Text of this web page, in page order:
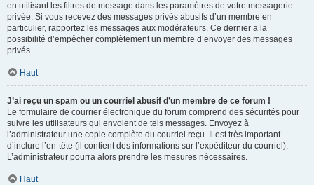
en utilisant les filtres de message dans les paramètres de votre messagerie
privée. Si vous recevez des messages privés abusifs d’un membre en
particulier, rapportez les messages aux modérateurs. Ce dernier a la
possibilité d’empêcher complètement un membre d’envoyer des messages
privés.
Haut
J’ai reçu un spam ou un courriel abusif d’un membre de ce forum !
Le formulaire de courrier électronique du forum comprend des sécurités pour
suivre les utilisateurs qui envoient de tels messages. Envoyez à
l’administrateur une copie complète du courriel reçu. Il est très important
d’inclure l’en-tête (il contient des informations sur l’expéditeur du courriel).
L’administrateur pourra alors prendre les mesures nécessaires.
Haut